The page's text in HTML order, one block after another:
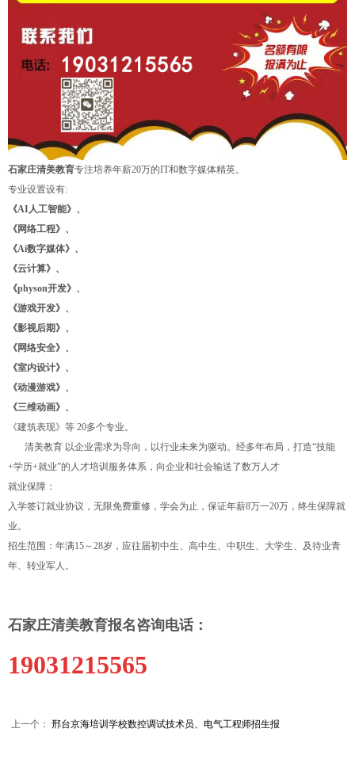
石家庄清美教育专注培养年薪20万的IT和数字媒体精英。
专业设置设有:
《AI人工智能》、
《网络工程》、
《Ai数字媒体》、
《云计算》、
《physon开发》、
《游戏开发》、
《影视后期》、
《网络安全》、
《室内设计》、
《动漫游戏》、
《三维动画》、
《建筑表现》等 20多个专业。
清美教育 以企业需求为导向，以行业未来为驱动。经多年布局，打造“技能
+学历+就业”的人才培训服务体系，向企业和社会输送了数万人才
就业保障：
入学签订就业协议，无限免费重修，学会为止，保证年薪8万一20万，终生保障就
业。
招生范围：年满15～28岁，应往届初中生、高中生、中职生、大学生、及待业青
年、转业军人。
石家庄清美教育报名咨询电话：
19031215565
上一个： 邢台京海培训学校数控调试技术员、电气工程师招生报